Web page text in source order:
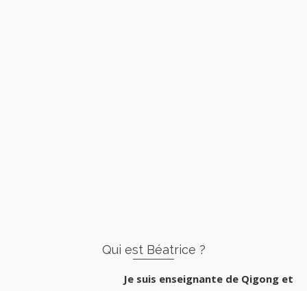
Qui est Béatrice ?
Je suis enseignante de Qigong et